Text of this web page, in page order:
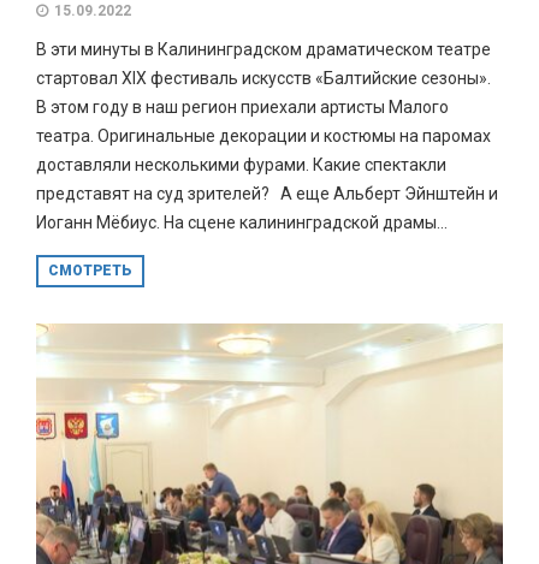
15.09.2022
В эти минуты в Калининградском драматическом театре
стартовал XIX фестиваль искусств «Балтийские сезоны».
В этом году в наш регион приехали артисты Малого
театра. Оригинальные декорации и костюмы на паромах
доставляли несколькими фурами. Какие спектакли
представят на суд зрителей? А еще Альберт Эйнштейн и
Иоганн Мёбиус. На сцене калининградской драмы...
СМОТРЕТЬ